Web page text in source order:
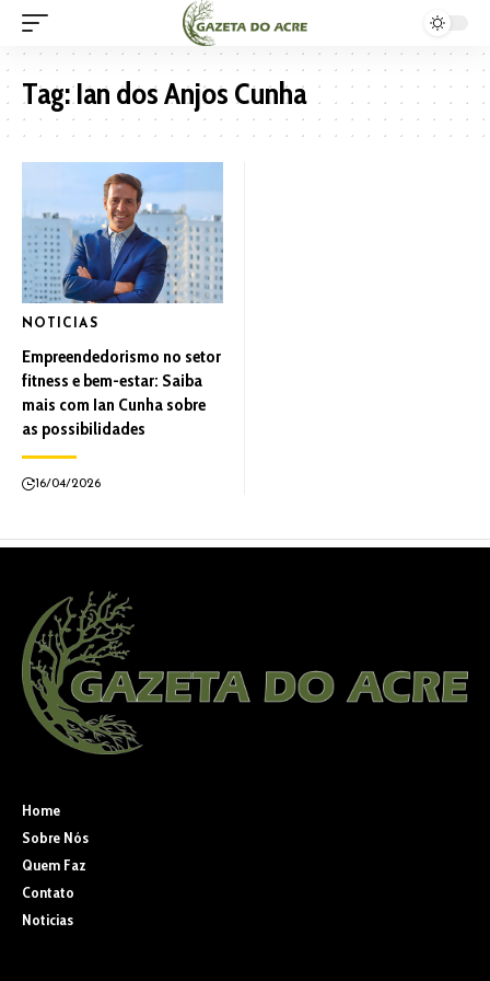
Tag:Ian dos Anjos Cunha
NOTICIAS
Empreendedorismo no setor
fitness e bem-estar: Saiba
mais com Ian Cunha sobre
as possibilidades
16/04/2026
Home
Sobre Nós
Quem Faz
Contato
Noticias